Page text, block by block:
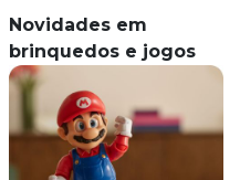
Novidades em
brinquedos e jogos